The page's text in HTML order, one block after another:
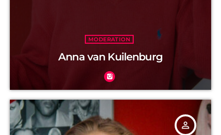
MODERATION
Anna van Kuilenburg
person_outline